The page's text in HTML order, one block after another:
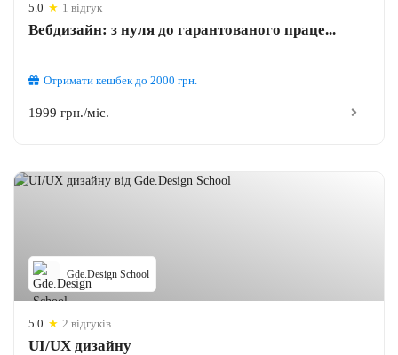
5.0 ★ 1 відгук
Вебдизайн: з нуля до гарантованого праце...
Отримати кешбекдо 2000 грн.
1999 грн./міс.
Gde.Design School
5.0 ★ 2 відгуків
UI/UX дизайну